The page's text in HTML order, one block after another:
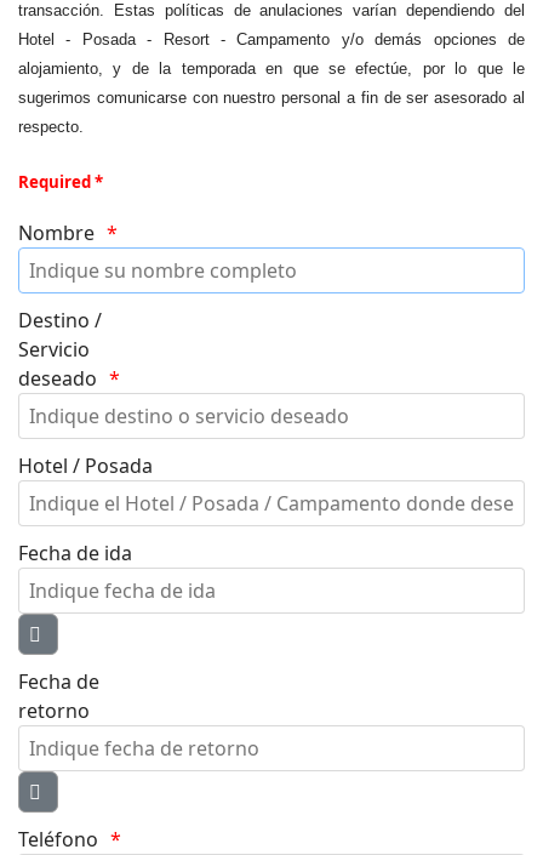
transacción. Estas políticas de anulaciones varían dependiendo del
Hotel - Posada - Resort - Campamento y/o demás opciones de
alojamiento, y de la temporada en que se efectúe, por lo que le
sugerimos comunicarse con nuestro personal a fin de ser asesorado al
respecto.
Required *
Nombre
Destino /
Servicio
deseado
Hotel / Posada
Fecha de ida
Fecha de
retorno
Teléfono